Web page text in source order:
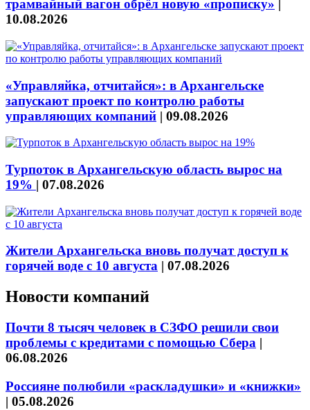
трамвайный вагон обрёл новую «прописку» |
10.08.2026
«Управляйка, отчитайся»: в Архангельске
запускают проект по контролю работы
управляющих компаний | 09.08.2026
Турпоток в Архангельскую область вырос на
19% | 07.08.2026
Жители Архангельска вновь получат доступ к
горячей воде с 10 августа | 07.08.2026
Новости компаний
Почти 8 тысяч человек в СЗФО решили свои
проблемы с кредитами с помощью Сбера |
06.08.2026
Россияне полюбили «раскладушки» и «книжки»
| 05.08.2026